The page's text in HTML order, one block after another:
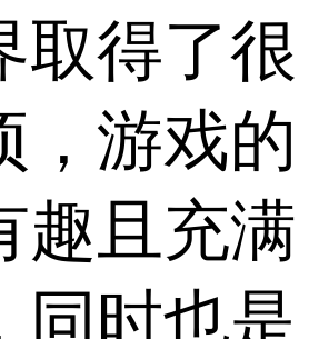
取得了很
，游戏的
趣且充满
同时也是